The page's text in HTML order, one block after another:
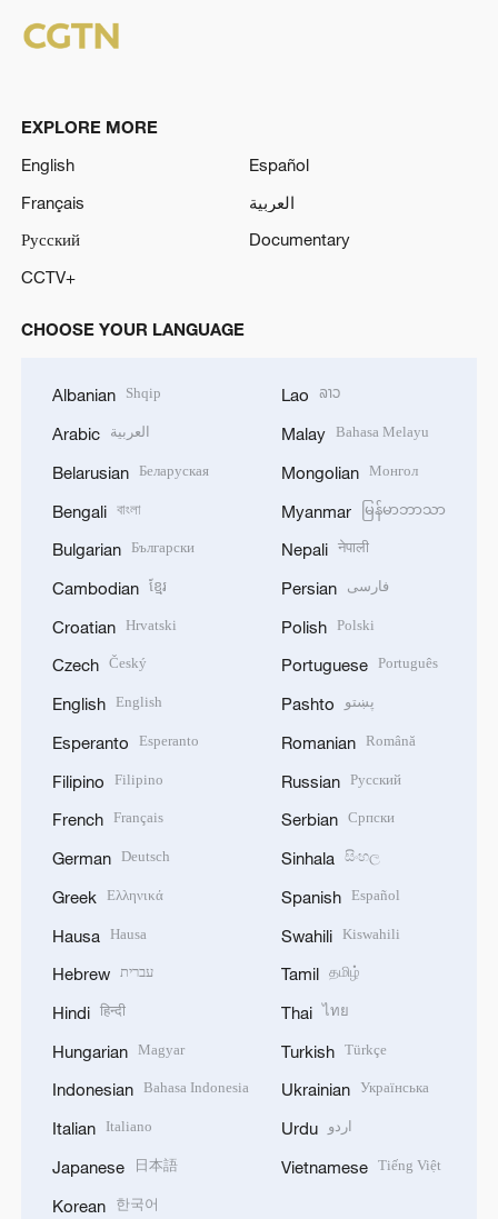
EXPLORE MORE
English
Español
Français
العربية
Русский
Documentary
CCTV+
CHOOSE YOUR LANGUAGE
Albanian Shqip
Arabic العربية
Belarusian Беларуская
Bengali বাংলা
Bulgarian Български
Cambodian ខ្មែរ
Croatian Hrvatski
Czech Český
English English
Esperanto Esperanto
Filipino Filipino
French Français
German Deutsch
Greek Ελληνικά
Hausa Hausa
Hebrew עברית
Hindi हिन्दी
Hungarian Magyar
Indonesian Bahasa Indonesia
Italian Italiano
Japanese 日本語
Korean 한국어
Lao ລາວ
Malay Bahasa Melayu
Mongolian Монгол
Myanmar မြန်မာဘာသာ
Nepali नेपाली
Persian فارسی
Polish Polski
Portuguese Português
Pashto پښتو
Romanian Română
Russian Русский
Serbian Српски
Sinhala සිංහල
Spanish Español
Swahili Kiswahili
Tamil தமிழ்
Thai ไทย
Turkish Türkçe
Ukrainian Українська
Urdu اردو
Vietnamese Tiếng Việt